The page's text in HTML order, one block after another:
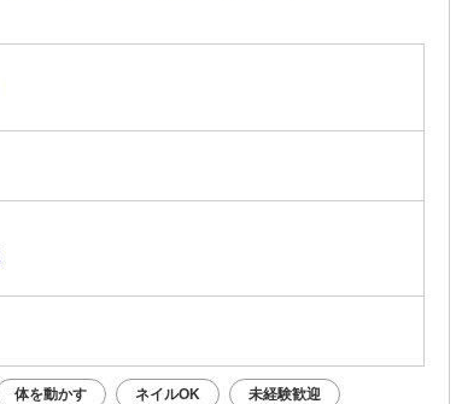
体を動かす ネイルOK 未経験歓迎